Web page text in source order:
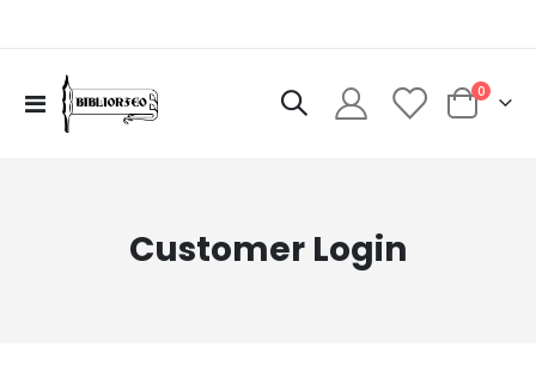
Toggle
Nav
Cart
0elementi
Customer Login